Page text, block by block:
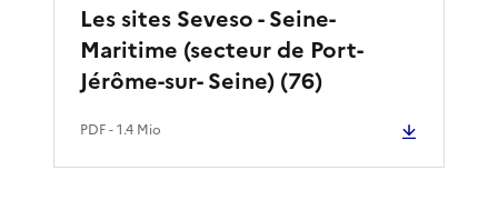
Les sites Seveso - Seine-
Maritime (secteur de Port-
Jérôme-sur- Seine) (76)
PDF- 1.4 Mio